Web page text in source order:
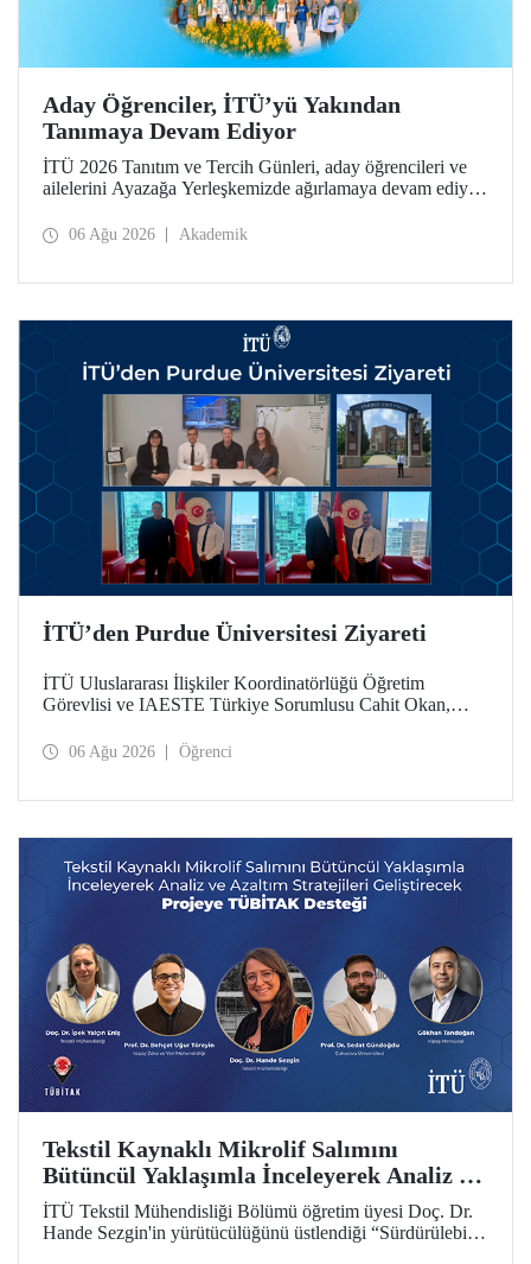
Aday Öğrenciler, İTÜ’yü Yakından
Tanımaya Devam Ediyor
İTÜ 2026 Tanıtım ve Tercih Günleri, aday öğrencileri ve
ailelerini Ayazağa Yerleşkemizde ağırlamaya devam ediyor.
ilgili fakülte ve birimler adaylara bilgi vermeye devam
06 Ağu 2026 Akademik
İTÜ’den Purdue Üniversitesi Ziyareti
İTÜ Uluslararası İlişkiler Koordinatörlüğü Öğretim
Görevlisi ve IAESTE Türkiye Sorumlusu Cahit Okan,
Temmuz tarihlerinde ABD’de dünyanın önde gelen
06 Ağu 2026 Öğrenci
Tekstil Kaynaklı Mikrolif Salımını
Bütüncül Yaklaşımla İnceleyerek Analiz ve
Azaltım Stratejileri Geliştirecek Projeye
TÜBİTAK Desteği
İTÜ Tekstil Mühendisliği Bölümü öğretim üyesi Doç. Dr.
Hande Sezgin'in yürütücülüğünü üstlendiği “Sürdürülebilir